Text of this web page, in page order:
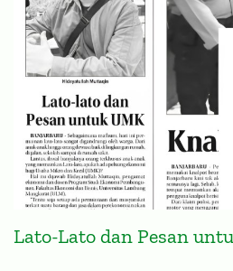
Lato-Lato dan Pesan